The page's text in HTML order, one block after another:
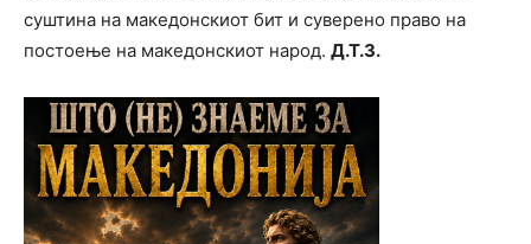
суштина на македонскиот бит и суверено право на
постоење на македонскиот народ. Д.Т.З.